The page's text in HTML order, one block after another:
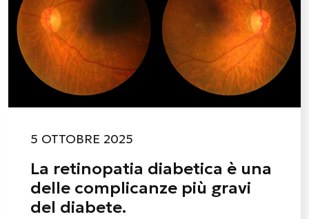
5 OTTOBRE 2025
La retinopatia diabetica è una
delle complicanze più gravi
del diabete.